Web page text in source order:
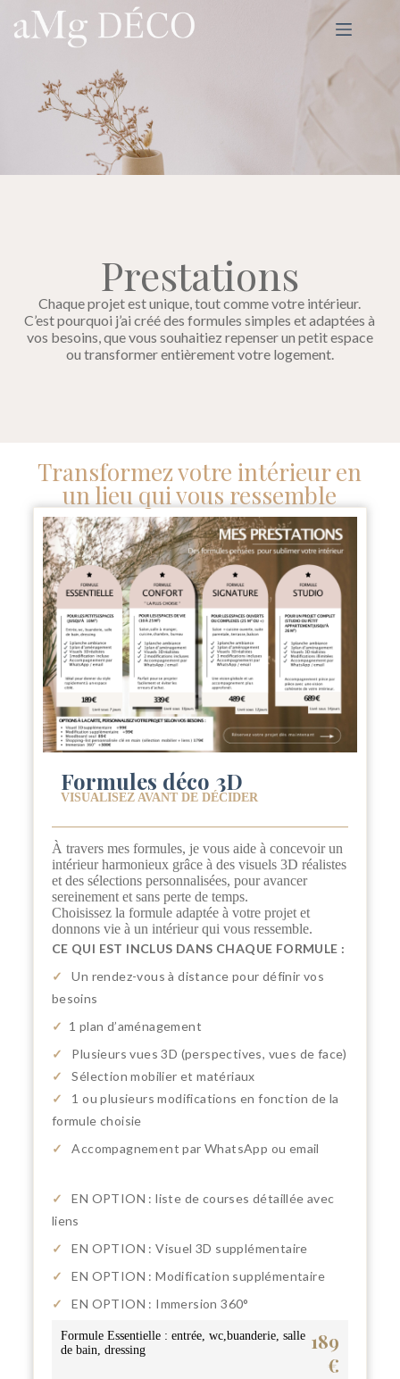
Prestations
Chaque projet est unique, tout comme votre intérieur.
C’est pourquoi j’ai créé des formules simples et adaptées à
vos besoins, que vous souhaitiez repenser un petit espace
ou transformer entièrement votre logement.
Transformez votre intérieur en
un lieu qui vous ressemble
Formules déco 3D
VISUALISEZ AVANT DE DÉCIDER
À travers mes formules, je vous aide à concevoir un
intérieur harmonieux grâce à des visuels 3D réalistes
et des sélections personnalisées, pour avancer
sereinement et sans perte de temps.
Choisissez la formule adaptée à votre projet et
donnons vie à un intérieur qui vous ressemble.
CE QUI EST INCLUS DANS CHAQUE FORMULE :
✓Un rendez-vous à distance pour définir vos
besoins
✓ 1 plan d’aménagement
✓ Plusieurs vues 3D (perspectives, vues de face)
✓Sélection mobilier et matériaux
✓ 1 ou plusieurs modifications en fonction de la
formule choisie
✓Accompagnement par WhatsApp ou email
✓EN OPTION : liste de courses détaillée avec
liens
✓EN OPTION : Visuel 3D supplémentaire
✓EN OPTION : Modification supplémentaire
✓EN OPTION : Immersion 360°
Formule Essentielle : entrée, wc,buanderie, salle
de bain, dressing
189
€